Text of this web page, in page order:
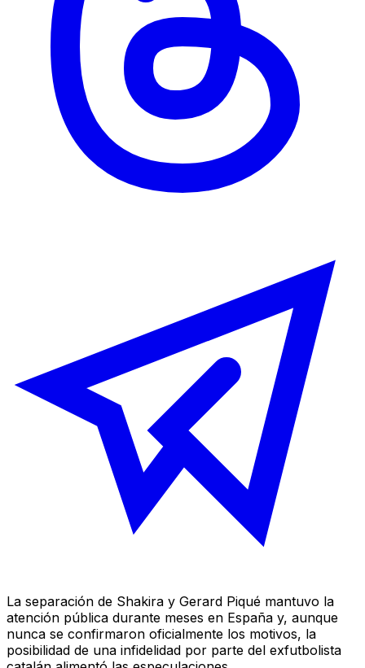
La separación de Shakira y Gerard Piqué mantuvo la
atención pública durante meses en España y, aunque
nunca se confirmaron oficialmente los motivos, la
posibilidad de una infidelidad por parte del exfutbolista